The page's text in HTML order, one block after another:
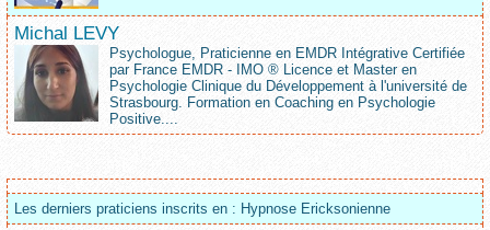
Michal LEVY
Psychologue, Praticienne en EMDR Intégrative Certifiée
par France EMDR - IMO ® Licence et Master en
Psychologie Clinique du Développement à l'université de
Strasbourg. Formation en Coaching en Psychologie
Positive....
Les derniers praticiens inscrits en : Hypnose Ericksonienne